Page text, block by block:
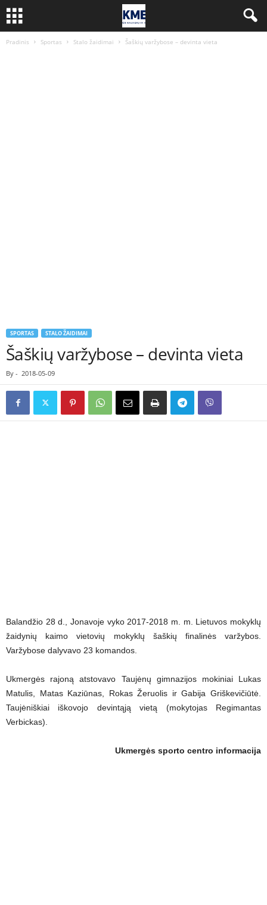
Pradinis Sportas Stalo žaidimai Šaškių varžybose – devinta vieta
SPORTAS STALO ŽAIDIMAI
Šaškių varžybose – devinta vieta
By - 2018-05-09
Balandžio 28 d., Jonavoje vyko 2017-2018 m. m. Lietuvos mokyklų
žaidynių kaimo vietovių mokyklų šaškių finalinės varžybos.
Varžybose dalyvavo 23 komandos.
Ukmergės rajoną atstovavo Taujėnų gimnazijos mokiniai Lukas
Matulis, Matas Kaziūnas, Rokas Žeruolis ir Gabija Griškevičiūtė.
Taujėniškiai iškovojo devintąją vietą (mokytojas Regimantas
Verbickas).
Ukmergės sporto centro informacija